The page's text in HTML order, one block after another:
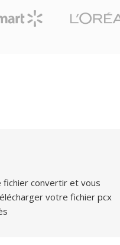
fichier convertir et vous
votre fichier pcx